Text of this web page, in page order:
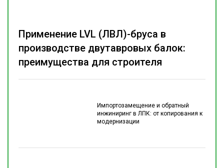
Импортозамещение и обратный
инжиниринг в ЛПК: от копирования к
модернизации
Применение LVL (ЛВЛ)-бруса в
производстве двутавровых балок:
преимущества для строителя